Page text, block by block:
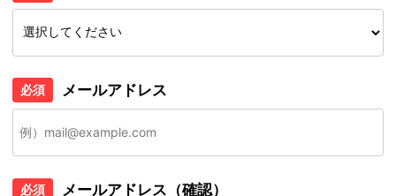
必須 メールアドレス
必須 メールアドレス（確認）